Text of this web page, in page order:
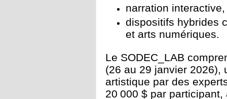
narration
dispositifs hybrides
et arts numériques.
Le SODEC_LAB
(26 au 29 janvier 2026),
artistique par des
20 000 $ par